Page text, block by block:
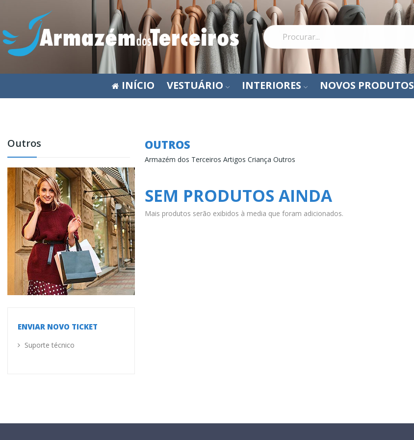
INÍCIO VESTUÁRIO INTERIORES NOVOS PRODUTOS
Outros
ENVIAR NOVO TICKET
Suporte técnico
OUTROS
Armazém dos Terceiros Artigos Criança Outros
SEM PRODUTOS AINDA
Mais produtos serão exibidos à media que foram adicionados.